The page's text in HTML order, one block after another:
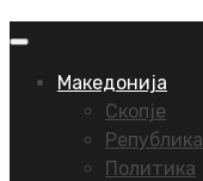
Primary
Македонија
Скопје
Република
Политика